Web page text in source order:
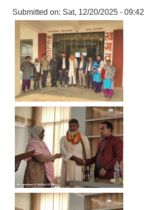
Submitted on: Sat, 12/20/2025 - 09:42